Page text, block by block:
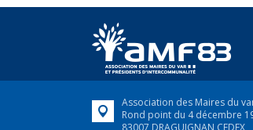
Association des Maires du
Rond point du 4 décembre
83007 DRAGUIGNAN CEDEX